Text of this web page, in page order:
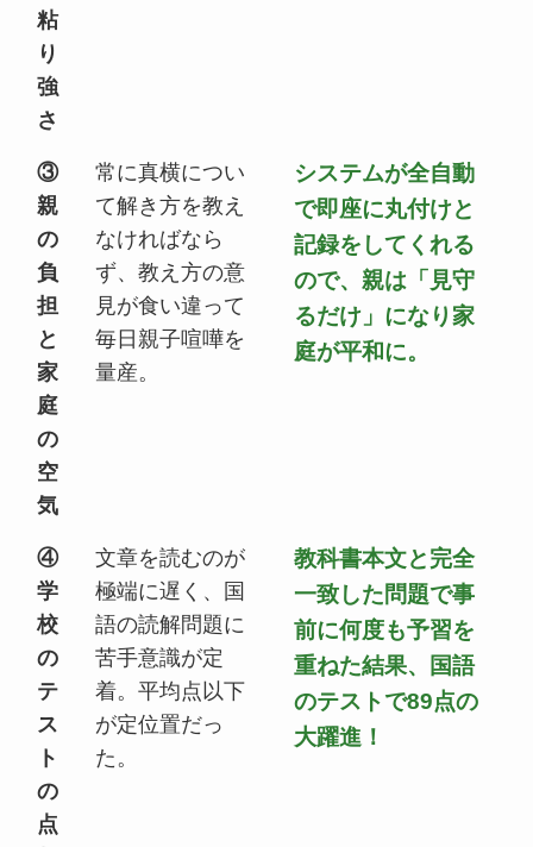
粘
り
強
さ
③
親
の
負
担
と
家
庭
の
空
気
常に真横につい
て解き方を教え
なければなら
ず、教え方の意
見が食い違って
毎日親子喧嘩を
量産。
システムが全自動
で即座に丸付けと
記録をしてくれる
ので、親は「見守
るだけ」になり家
庭が平和に。
④
学
校
の
テ
ス
ト
の
点
文章を読むのが
極端に遅く、国
語の読解問題に
苦手意識が定
着。平均点以下
が定位置だっ
た。
教科書本文と完全
一致した問題で事
前に何度も予習を
重ねた結果、
国語
のテストで89点の
大躍進！